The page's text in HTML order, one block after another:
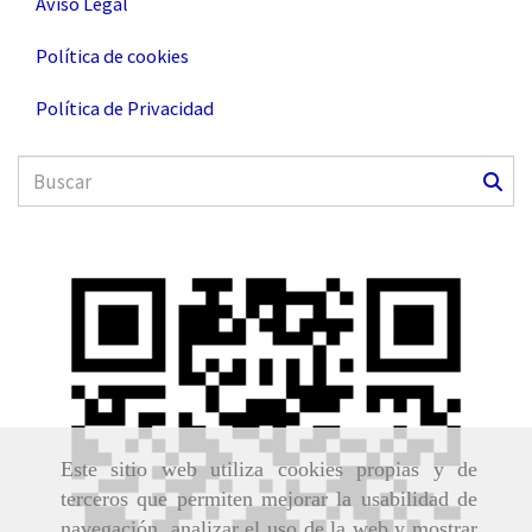
Este sitio web utiliza cookies propias y de
terceros que permiten mejorar la usabilidad de
Política de cookies
Política de Privacidad